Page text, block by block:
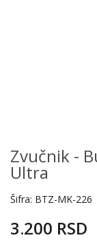
Zvučnik -
Ultra
Šifra: BTZ-MK-226
3.200 RSD